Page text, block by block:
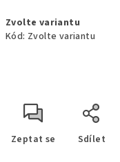
cena:
Zvolte variantu
Kód: Zvolte variantu
Zeptat se Sdílet